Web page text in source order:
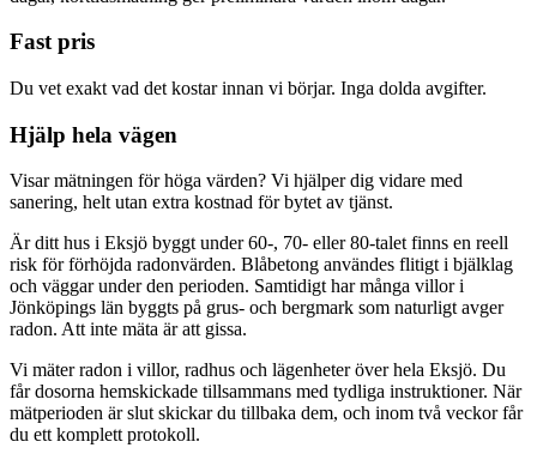
Fast pris
Du vet exakt vad det kostar innan vi börjar. Inga dolda avgifter.
Hjälp hela vägen
Visar mätningen för höga värden? Vi hjälper dig vidare med
sanering, helt utan extra kostnad för bytet av tjänst.
Är ditt hus i Eksjö byggt under 60-, 70- eller 80-talet finns en reell
risk för förhöjda radonvärden. Blåbetong användes flitigt i bjälklag
och väggar under den perioden. Samtidigt har många villor i
Jönköpings län byggts på grus- och bergmark som naturligt avger
radon. Att inte mäta är att gissa.
Vi mäter radon i villor, radhus och lägenheter över hela Eksjö. Du
får dosorna hemskickade tillsammans med tydliga instruktioner. När
mätperioden är slut skickar du tillbaka dem, och inom två veckor får
du ett komplett protokoll.